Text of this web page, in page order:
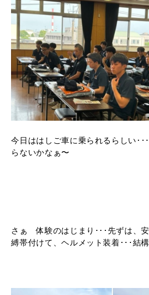
今日ははしご車に乗られるらしい･
らないかなぁ〜
さぁ 体験のはじまり･･･先ずは、安
縛帯付けて、ヘルメット装着･･･結